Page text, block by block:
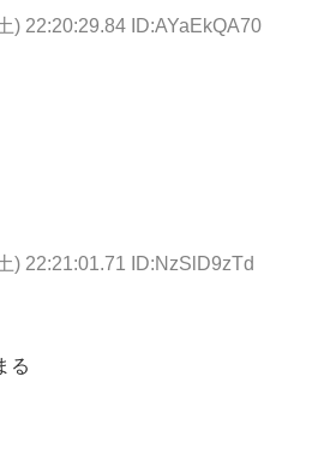
) 22:20:29.84 ID:AYaEkQA70
) 22:21:01.71 ID:NzSlD9zTd
る